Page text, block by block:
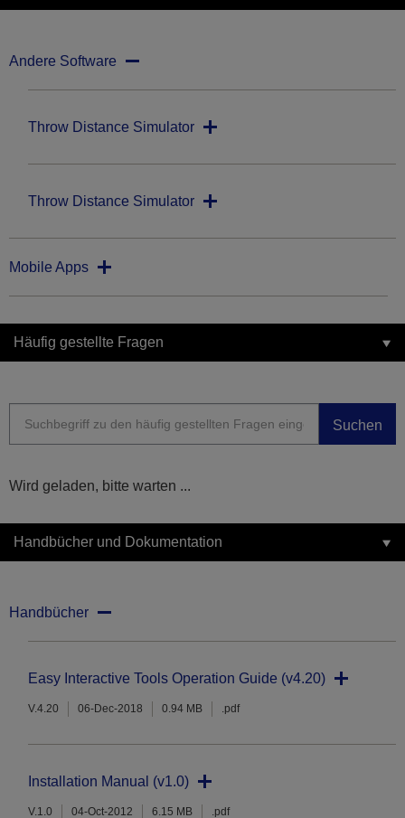
Andere Software
Throw Distance Simulator
Throw Distance Simulator
Mobile Apps
Häufig gestellte Fragen
Suchen
Wird geladen, bitte warten ...
Handbücher und Dokumentation
Handbücher
Easy Interactive Tools Operation Guide (v4.20)
V.4.20 06-Dec-2018 0.94 MB .pdf
Installation Manual (v1.0)
V.1.0 04-Oct-2012 6.15 MB .pdf